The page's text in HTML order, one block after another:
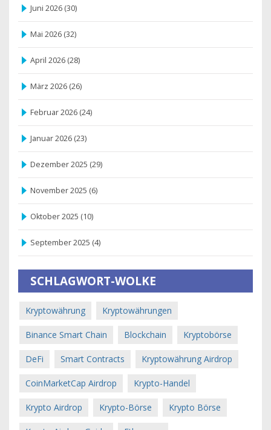
Juni 2026 (30)
Mai 2026 (32)
April 2026 (28)
März 2026 (26)
Februar 2026 (24)
Januar 2026 (23)
Dezember 2025 (29)
November 2025 (6)
Oktober 2025 (10)
September 2025 (4)
SCHLAGWORT-WOLKE
Kryptowährung Kryptowährungen
Binance Smart Chain Blockchain Kryptobörse
DeFi Smart Contracts Kryptowährung Airdrop
CoinMarketCap Airdrop Krypto-Handel
Krypto Airdrop Krypto-Börse Krypto Börse